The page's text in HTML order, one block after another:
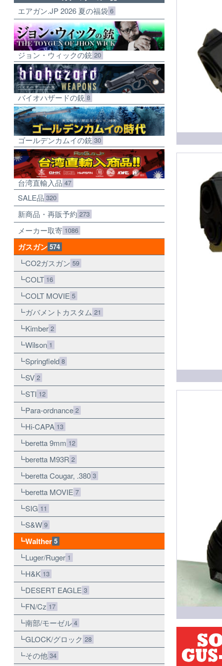
エアガン.JP 2026 夏の福袋 6
ジョン・ウィックの銃 20
バイオハザードの銃 8
ゴールデンカムイの銃 30
台湾直輸入品 47
SALE品 320
新商品・再販予約 273
メーカー取寄 1086
ガスガン 574
CO2ガスガン 59
COLT 16
COLT MOVIE 5
ガバメントカスタム 21
Kimber 2
Wilson 1
Springfield 8
SV 2
STI 12
Para-ordnance 2
Hi-CAPA 13
beretta 9mm 12
beretta M93R 2
beretta Cougar, .380 3
beretta MOVIE 7
SIG 11
S&W 9
Walther 5
Luger/Ruger 1
H&K 13
DESERT EAGLE 3
FN/Cz 17
南部/モーゼル 4
GLOCK/グロック 28
その他 34